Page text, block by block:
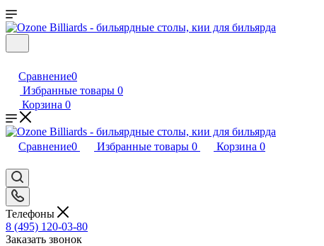
Сравнение0
Избранные товары 0
Корзина 0
Сравнение0 Избранные товары 0 Корзина 0
Телефоны
8 (495) 120-03-80
Заказать звонок